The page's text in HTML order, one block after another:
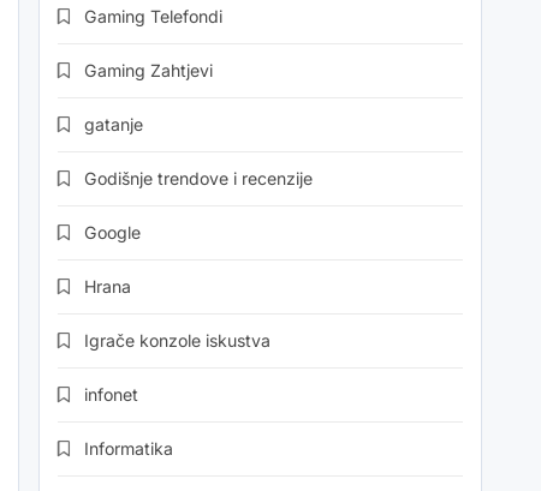
Gaming Telefondi
Gaming Zahtjevi
gatanje
Godišnje trendove i recenzije
Google
Hrana
Igrače konzole iskustva
infonet
Informatika